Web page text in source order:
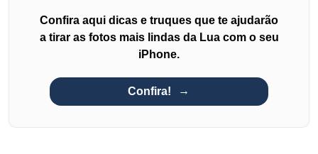
Confira aqui dicas e truques que te ajudarão
a tirar as fotos mais lindas da Lua com o seu
iPhone.
Confira!